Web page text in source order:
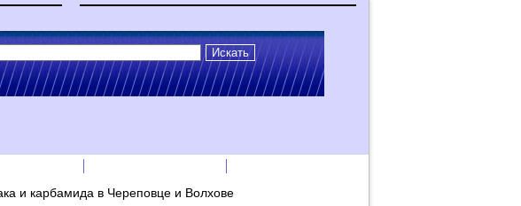
и карбамида в Череповце и Волхове